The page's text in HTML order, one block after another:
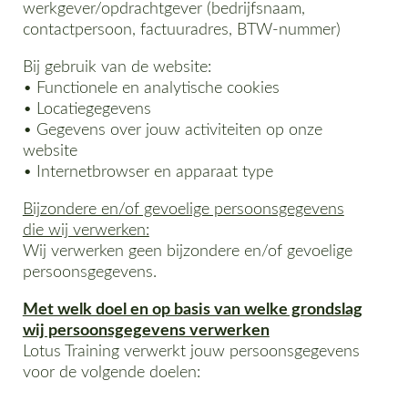
werkgever/opdrachtgever (bedrijfsnaam,
contactpersoon, factuuradres, BTW-nummer)
Bij gebruik van de website:
• Functionele en analytische cookies
• Locatiegegevens
• Gegevens over jouw activiteiten op onze
website
• Internetbrowser en apparaat type
Bijzondere en/of gevoelige persoonsgegevens
die wij verwerken:
Wij verwerken geen bijzondere en/of gevoelige
persoonsgegevens.
Met welk doel en op basis van welke grondslag
wij persoonsgegevens verwerken
Lotus Training verwerkt jouw persoonsgegevens
voor de volgende doelen: